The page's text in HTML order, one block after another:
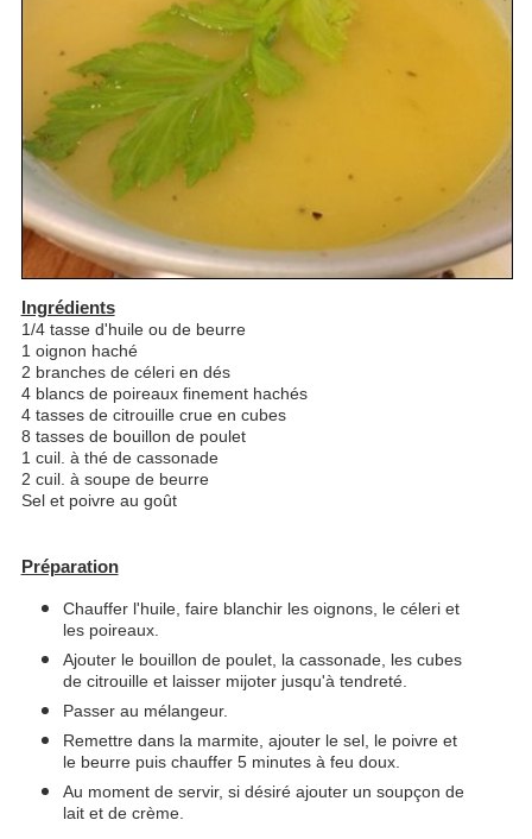
Ingrédients
1/4 tasse d'huile ou de beurre
1 oignon haché
2 branches de céleri en dés
4 blancs de poireaux finement hachés
4 tasses de citrouille crue en cubes
8 tasses de bouillon de poulet
1 cuil. à thé de cassonade
2 cuil. à soupe de beurre
Sel et poivre au goût
Préparation
Chauffer l'huile, faire blanchir les oignons, le céleri et
les poireaux.
Ajouter le bouillon de poulet, la cassonade, les cubes
de citrouille et laisser mijoter jusqu'à tendreté.
Passer au mélangeur.
Remettre dans la marmite, ajouter le sel, le poivre et
le beurre puis chauffer 5 minutes à feu doux.
Au moment de servir, si désiré ajouter un soupçon de
lait et de crème.